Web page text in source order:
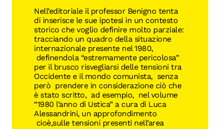
Nell’editoriale il professor Benigno tenta
di inserisce le sue ipotesi in un contesto
storico che voglio definire molto parziale:
tracciando un quadro della situazione
internazionale presente nel 1980,
definendola “estremamente pericolosa”
per il brusco risvegliarsi delle tensioni tra
Occidente e il mondo comunista, senza
però prendere in considerazione ciò che
è stato scritto, ad esempio, nel volume
“1980 l’anno di Ustica” a cura di Luca
Alessandrini, un approfondimento
cioè,sulle tensioni presenti nell’area